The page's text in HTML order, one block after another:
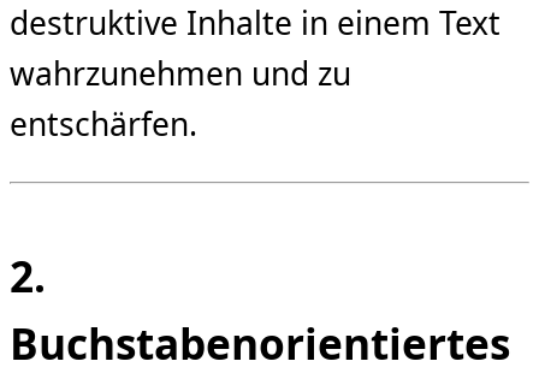
destruktive Inhalte in einem Text
wahrzunehmen und zu
entschärfen.
2.
Buchstabenorientiertes